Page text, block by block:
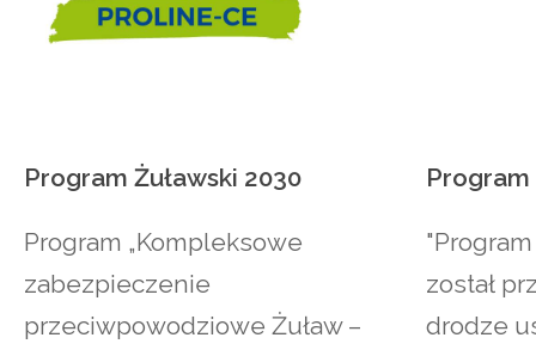
Program Żuławski 2030
Program „Kompleksowe
zabezpieczenie
przeciwpowodziowe Żuław –
Program
został
drodze